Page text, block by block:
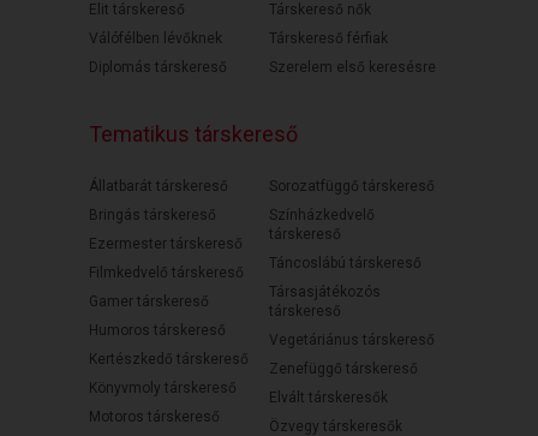
Elit társkereső
Válófélben lévőknek
Diplomás társkereső
Társkereső nők
Társkereső férfiak
Szerelem első keresésre
Tematikus társkereső
Állatbarát társkereső
Bringás társkereső
Ezermester társkereső
Filmkedvelő társkereső
Gamer társkereső
Humoros társkereső
Kertészkedő társkereső
Könyvmoly társkereső
Motoros társkereső
Sorozatfüggő társkereső
Színházkedvelő
társkereső
Táncoslábú társkereső
Társasjátékozós
társkereső
Vegetáriánus társkereső
Zenefüggő társkereső
Elvált társkeresők
Özvegy társkeresők